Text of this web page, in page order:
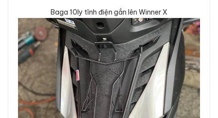
Baga 10ly tĩnh điện gắn lên Winner X